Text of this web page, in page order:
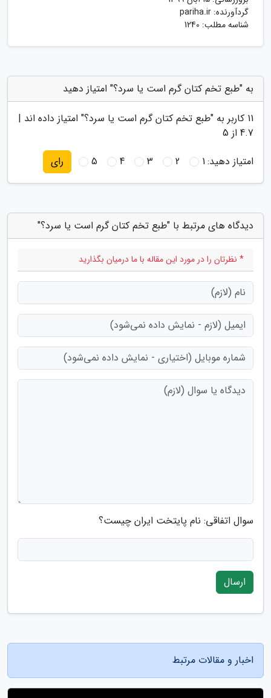
گردآورنده: pariha.ir
شناسه مطلب: 1240
به "طبع تخم کتان گرم است یا سرد؟" امتیاز دهید
11 کاربر به "طبع تخم کتان گرم است یا سرد؟" امتیاز داده اند |
4.7 از 5
امتیاز دهید:1
2
3
4
5 رای
دیدگاه های مرتبط با "طبع تخم کتان گرم است یا سرد؟"
* نظرتان را در مورد این مقاله با ما درمیان بگذارید
سوال اتفاقی: نام پایتخت ایران چیست؟
ارسال
اخبار و مقالات مرتبط